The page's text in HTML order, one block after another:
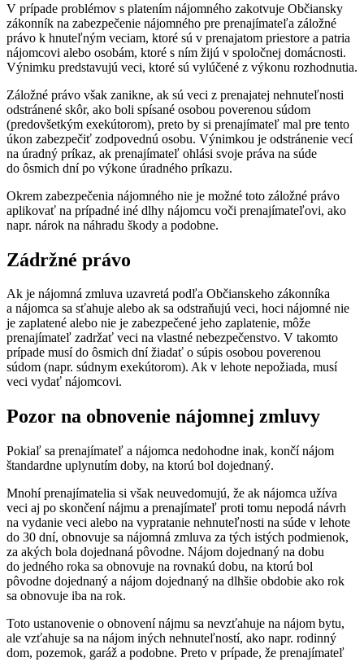
V prípade problémov s platením nájomného zakotvuje Občiansky
zákonník na zabezpečenie nájomného pre prenajímateľa záložné
právo k hnuteľným veciam, ktoré sú v prenajatom priestore a patria
nájomcovi alebo osobám, ktoré s ním žijú v spoločnej domácnosti.
Výnimku predstavujú veci, ktoré sú vylúčené z výkonu rozhodnutia.
Záložné právo však zanikne, ak sú veci z prenajatej nehnuteľnosti
odstránené skôr, ako boli spísané osobou poverenou súdom
(predovšetkým exekútorom), preto by si prenajímateľ mal pre tento
úkon zabezpečiť zodpovednú osobu. Výnimkou je odstránenie vecí
na úradný príkaz, ak prenajímateľ ohlási svoje práva na súde
do ôsmich dní po výkone úradného príkazu.
Okrem zabezpečenia nájomného nie je možné toto záložné právo
aplikovať na prípadné iné dlhy nájomcu voči prenajímateľovi, ako
napr. nárok na náhradu škody a podobne.
Zádržné právo
Ak je nájomná zmluva uzavretá podľa Občianskeho zákonníka
a nájomca sa sťahuje alebo ak sa odstraňujú veci, hoci nájomné nie
je zaplatené alebo nie je zabezpečené jeho zaplatenie, môže
prenajímateľ zadržať veci na vlastné nebezpečenstvo. V takomto
prípade musí do ôsmich dní žiadať o súpis osobou poverenou
súdom (napr. súdnym exekútorom). Ak v lehote nepožiada, musí
veci vydať nájomcovi.
Pozor na obnovenie nájomnej zmluvy
Pokiaľ sa prenajímateľ a nájomca nedohodne inak, končí nájom
štandardne uplynutím doby, na ktorú bol dojednaný.
Mnohí prenajímatelia si však neuvedomujú, že ak nájomca užíva
veci aj po skončení nájmu a prenajímateľ proti tomu nepodá návrh
na vydanie veci alebo na vypratanie nehnuteľnosti na súde v lehote
do 30 dní, obnovuje sa nájomná zmluva za tých istých podmienok,
za akých bola dojednaná pôvodne. Nájom dojednaný na dobu
do jedného roka sa obnovuje na rovnakú dobu, na ktorú bol
pôvodne dojednaný a nájom dojednaný na dlhšie obdobie ako rok
sa obnovuje iba na rok.
Toto ustanovenie o obnovení nájmu sa nevzťahuje na nájom bytu,
ale vzťahuje sa na nájom iných nehnuteľností, ako napr. rodinný
dom, pozemok, garáž a podobne. Preto v prípade, že prenajímateľ